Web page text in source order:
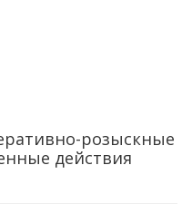
розыскные
действия